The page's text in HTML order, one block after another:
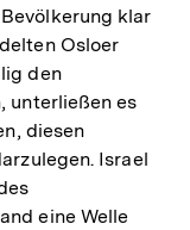
klar
Osloer
den
unterließen es
diesen
Israel
eine Welle